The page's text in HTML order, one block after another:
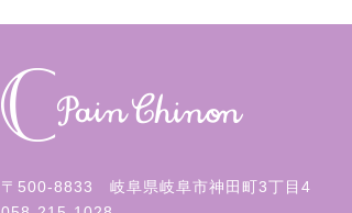
〒500-8833 岐阜県岐阜市神田町3丁目4